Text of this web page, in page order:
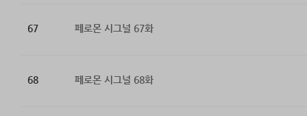
67 페로몬 시그널 67화
68 페로몬 시그널 68화